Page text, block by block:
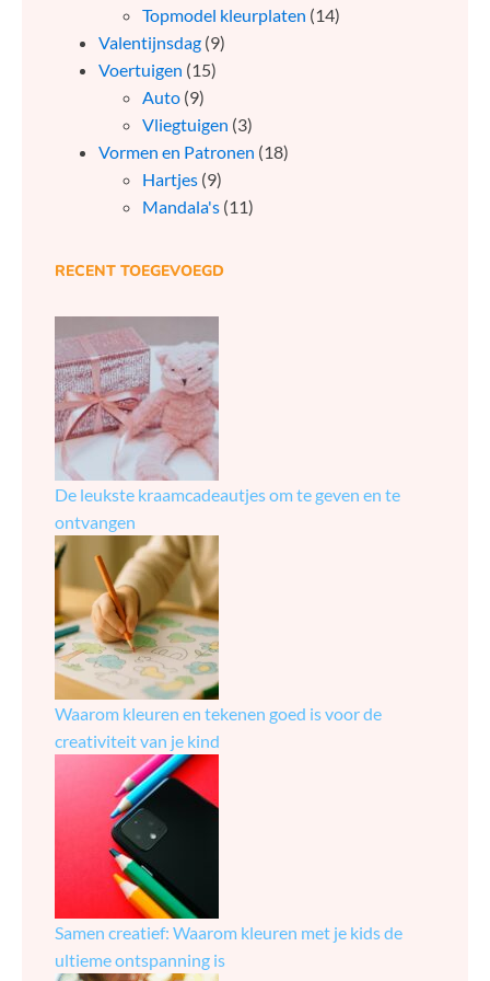
Topmodel kleurplaten (14)
Valentijnsdag (9)
Voertuigen (15)
Auto (9)
Vliegtuigen (3)
Vormen en Patronen (18)
Hartjes (9)
Mandala's (11)
RECENT TOEGEVOEGD
De leukste kraamcadeautjes om te geven en te
ontvangen
Waarom kleuren en tekenen goed is voor de
creativiteit van je kind
Samen creatief: Waarom kleuren met je kids de
ultieme ontspanning is